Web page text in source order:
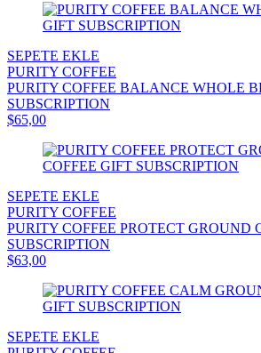
SEPETE EKLE
PURITY COFFEE
PURITY COFFEE BALANCE WHOLE
SUBSCRIPTION
$65,00
SEPETE EKLE
PURITY COFFEE
PURITY COFFEE PROTECT GROUND
SUBSCRIPTION
$63,00
SEPETE EKLE